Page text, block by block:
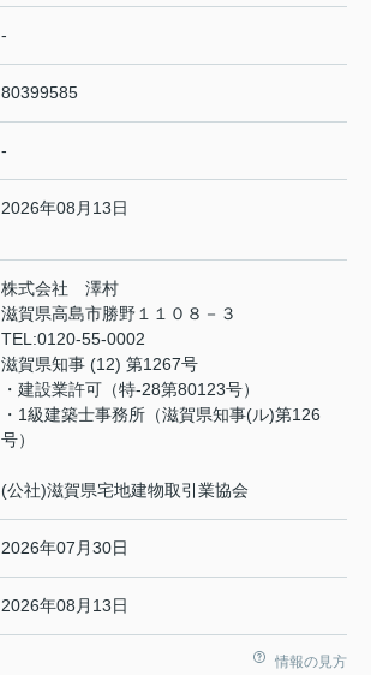
-
80399585
-
2026年08月13日
株式会社 澤村
滋賀県高島市勝野１１０８－３
TEL:0120-55-0002
滋賀県知事 (12) 第1267号
・建設業許可（特‐28第80123号）
・1級建築士事務所（滋賀県知事(ル)第126
号）
(公社)滋賀県宅地建物取引業協会
2026年07月30日
2026年08月13日
情報の見方